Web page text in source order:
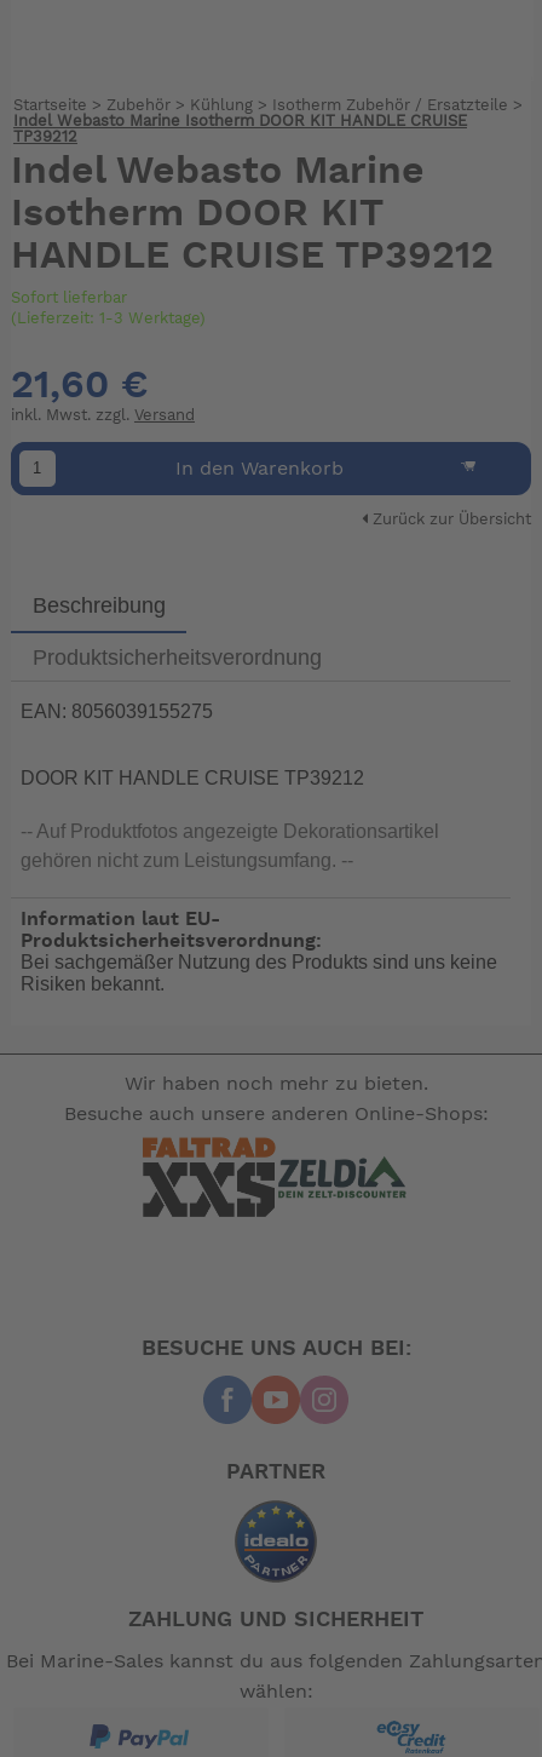
Startseite > Zubehör> Kühlung> Isotherm Zubehör / Ersatzteile >
Indel Webasto Marine Isotherm DOOR KIT HANDLE CRUISE
TP39212
Indel Webasto Marine
Isotherm DOOR KIT
HANDLE CRUISE TP39212
Sofort lieferbar
(Lieferzeit: 1-3 Werktage)
21,60 €
inkl. Mwst. zzgl. Versand
In den Warenkorb
Zurück zur Übersicht
Beschreibung
Produktsicherheitsverordnung
EAN: 8056039155275
DOOR KIT HANDLE CRUISE TP39212
-- Auf Produktfotos angezeigte Dekorationsartikel
gehören nicht zum Leistungsumfang. --
Information laut EU-
Produktsicherheitsverordnung:
Bei sachgemäßer Nutzung des Produkts sind uns keine
Risiken bekannt.
Wir haben noch mehr zu bieten.
Besuche auch unsere anderen Online-Shops:
BESUCHE UNS AUCH BEI:
PARTNER
ZAHLUNG UND SICHERHEIT
Bei Marine-Sales kannst du aus folgenden
wählen: